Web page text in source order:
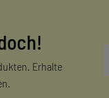
Erhalte